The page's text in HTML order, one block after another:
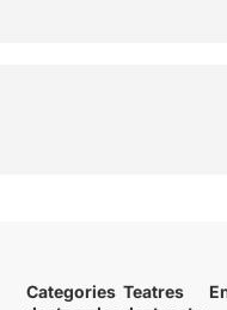
Categories Teatres